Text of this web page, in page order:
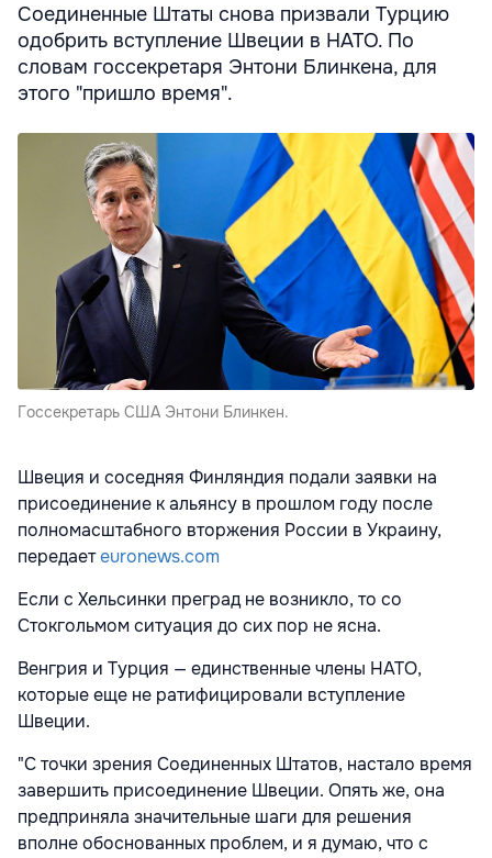
Соединенные Штаты снова призвали Турцию
одобрить вступление Швеции в НАТО. По
словам госсекретаря Энтони Блинкена, для
этого "пришло время".
Госсекретарь США Энтони Блинкен.
Швеция и соседняя Финляндия подали заявки на
присоединение к альянсу в прошлом году после
полномасштабного вторжения России в Украину,
передаетeuronews.com
Если с Хельсинки преград не возникло, то со
Стокгольмом ситуация до сих пор не ясна.
Венгрия и Турция — единственные члены НАТО,
которые еще не ратифицировали вступление
Швеции.
"С точки зрения Соединенных Штатов, настало время
завершить присоединение Швеции. Опять же, она
предприняла значительные шаги для решения
вполне обоснованных проблем, и я думаю, что с